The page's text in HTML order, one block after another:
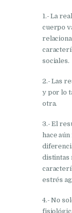
1.- La
cuerpo
sociales.
2.- Las
y por lo
otra.
3.- El
hace
distintas
estrés
4.- No